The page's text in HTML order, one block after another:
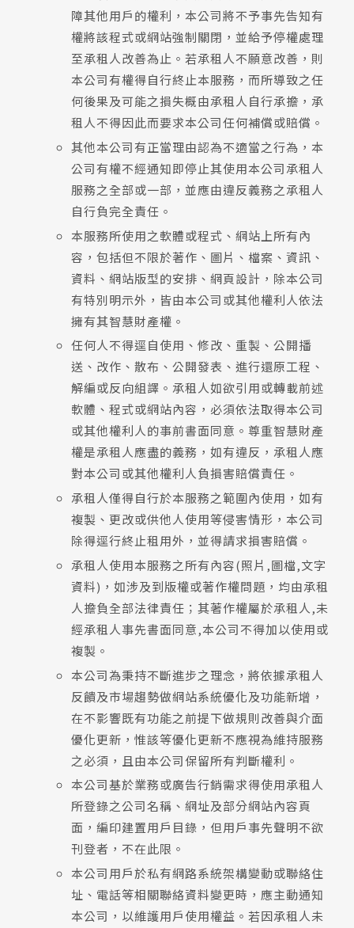
障其他用戶的權利，本公司將不予事先告知有
權將該程式或網站強制關閉，並給予停權處理
至承租人改善為止。若承租人不願意改善，則
本公司有權得自行終止本服務，而所導致之任
何後果及可能之損失概由承租人自行承擔，承
租人不得因此而要求本公司任何補償或賠償。
其他本公司有正當理由認為不適當之行為，本
公司有權不經通知即停止其使用本公司承租人
服務之全部或一部，並應由違反義務之承租人
自行負完全責任。
本服務所使用之軟體或程式、網站上所有內
容，包括但不限於著作、圖片、檔案、資訊、
資料、網站版型的安排、網頁設計，除本公司
有特別明示外，皆由本公司或其他權利人依法
擁有其智慧財產權。
任何人不得逕自使用、修改、重製、公開播
送、改作、散布、公開發表、進行還原工程、
解編或反向組譯。承租人如欲引用或轉載前述
軟體、程式或網站內容，必須依法取得本公司
或其他權利人的事前書面同意。尊重智慧財產
權是承租人應盡的義務，如有違反，承租人應
對本公司或其他權利人負損害賠償責任。
承租人僅得自行於本服務之範圍內使用，如有
複製、更改或供他人使用等侵害情形，本公司
除得逕行終止租用外，並得請求損害賠償。
承租人使用本服務之所有內容(照片,圖檔,文字
資料)，如涉及到版權或著作權問題，均由承租
人擔負全部法律責任；其著作權屬於承租人,未
經承租人事先書面同意,本公司不得加以使用或
複製。
本公司為秉持不斷進步之理念，將依據承租人
反饋及市場趨勢做網站系統優化及功能新增，
在不影響既有功能之前提下做規則改善與介面
優化更新，惟該等優化更新不應視為維持服務
之必須，且由本公司保留所有判斷權利。
本公司基於業務或廣告行銷需求得使用承租人
所登錄之公司名稱、網址及部分網站內容頁
面，編印建置用戶目錄，但用戶事先聲明不欲
刊登者，不在此限。
本公司用戶於私有網路系統架構變動或聯絡住
址、電話等相關聯絡資料變更時，應主動通知
本公司，以維護用戶使用權益。若因承租人未